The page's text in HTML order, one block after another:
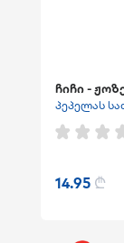
14.95 ₾